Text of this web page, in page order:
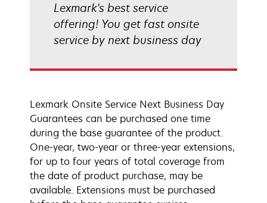
Lexmark's best service
offering! You get fast onsite
service by next business day
Lexmark Onsite Service Next Business Day
Guarantees can be purchased one time
during the base guarantee of the product.
One-year, two-year or three-year extensions,
for up to four years of total coverage from
the date of product purchase, may be
available. Extensions must be purchased